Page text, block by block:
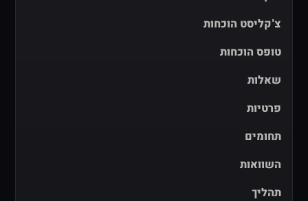
צ'קליסט הוכחות
טופס הוכחות
שאלות
פרטיות
תחומים
השוואות
תהליך